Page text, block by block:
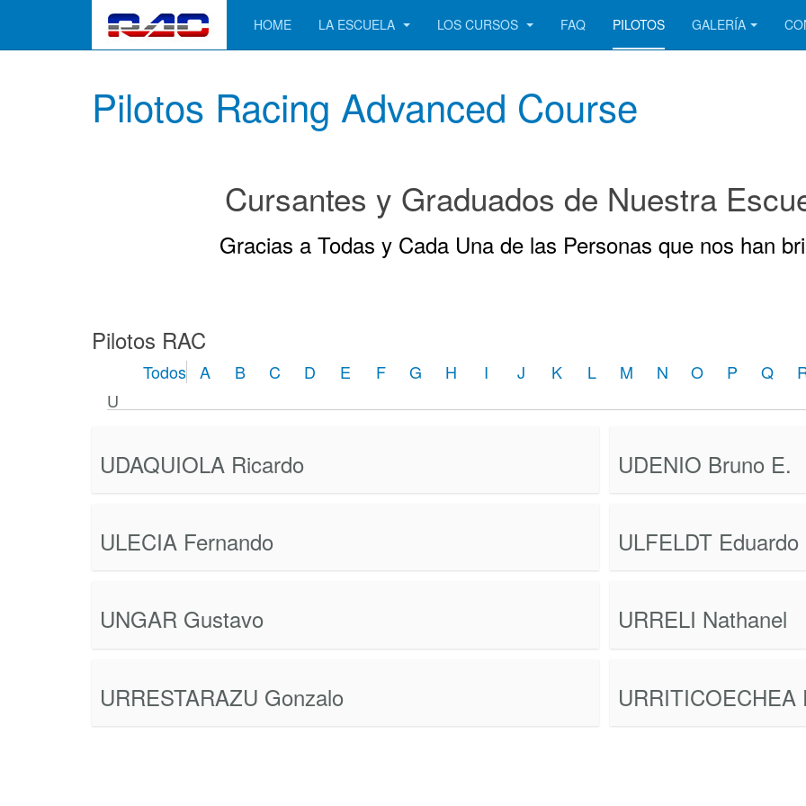
HOME LA ESCUELA LOS CURSOS FAQ PILOTOS GALERÍA
Pilotos Racing Advanced Course
Cursantes y Graduados de Nuestra
Gracias a Todas y Cada Una de las Personas que nos han
Pilotos RAC
Todos A B C D E F G H I J K L M N O P Q
U
UDAQUIOLA Ricardo UDENIO Bruno E.
ULECIA Fernando ULFELDT Eduardo
UNGAR Gustavo URRELI Nathanel
URRESTARAZU Gonzalo URRITICOECHEA